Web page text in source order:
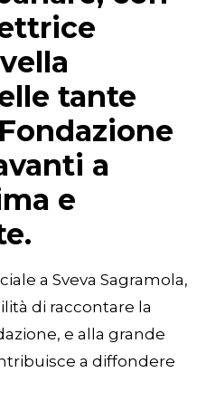
tante
a
e
a Sveva Sagramola,
di raccontare la
e alla grande
a diffondere